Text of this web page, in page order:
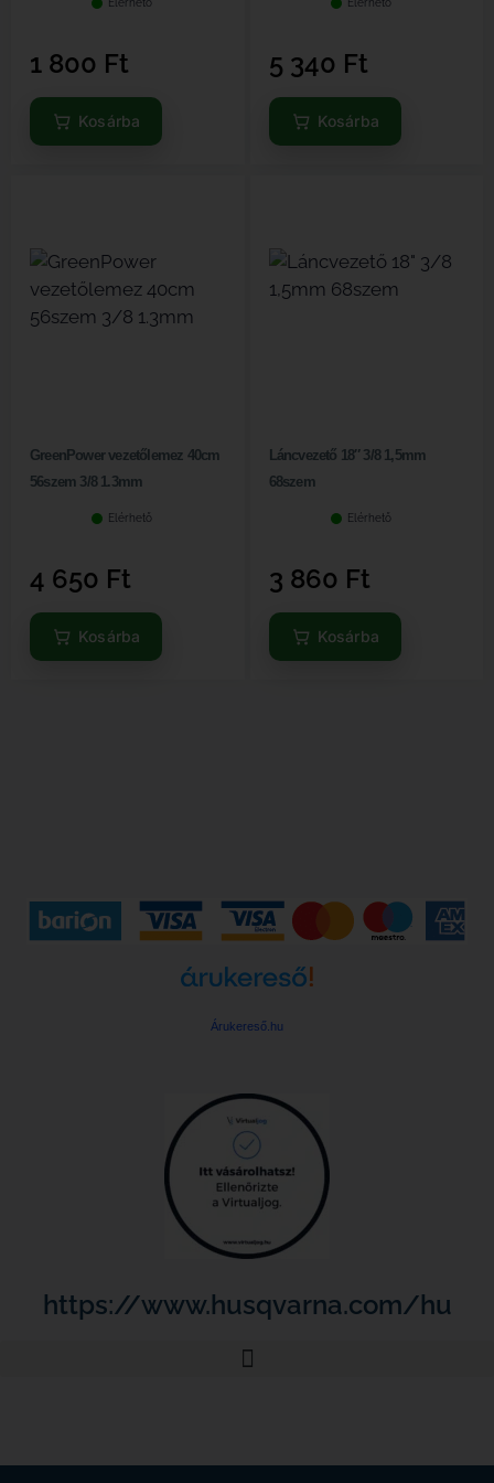
Elérhető
1 800 Ft
Kosárba
Elérhető
5 340 Ft
Kosárba
GreenPower vezetőlemez 40cm
56szem 3/8 1.3mm
Elérhető
4 650 Ft
Kosárba
Láncvezető 18″ 3/8 1,5mm
68szem
Elérhető
3 860 Ft
Kosárba
Árukereső.hu
https://www.husqvarna.com/hu